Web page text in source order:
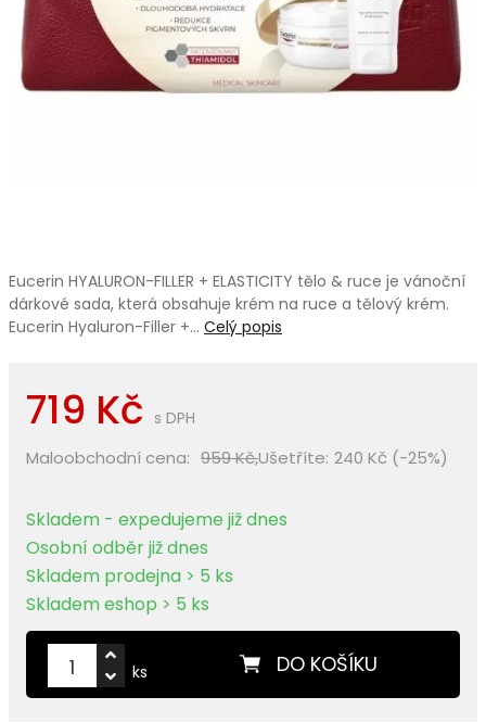
Eucerin HYALURON-FILLER + ELASTICITY tělo & ruce je vánoční
dárkové sada, která obsahuje krém na ruce a tělový krém.
Eucerin Hyaluron-Filler +… Celý popis
719 Kč s DPH
Maloobchodní cena: 959 Kč,Ušetříte: 240 Kč (-25%)
Skladem - expedujeme již dnes
Osobní odběr již dnes
Skladem prodejna > 5 ks
Skladem eshop > 5 ks
DO KOŠÍKU
ks